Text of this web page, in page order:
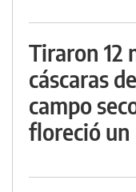
Tiraron 12
cáscaras
campo
floreció